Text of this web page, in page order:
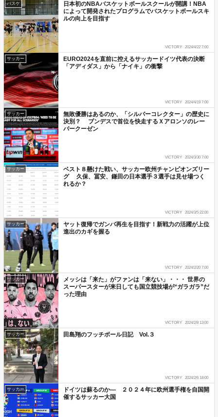
バスケ
日本初のNBAバスケットボールスクールが開講！NBA
によって開発されたプログラムでバスケットボールスキ
ルの向上を目指す
VICTORY 2024/4/22 7:00
サッカー
EURO2024を直前に控えるサッカードイツ代表の決断
「アディダス」から「ナイキ」の衝撃
VICTORY 2024/4/19 7:00
サッカー
無敗優勝はあるのか、「シルバーコレクター」の歴史に
決別？ ブンデスで首位を快走するＸアロンソのレー
バークーゼン
VICTORY 2024/3/30 7:00
サッカー
ベスト８懸けた戦い、サッカー欧州チャンピオンズリー
グ 久保、冨安、鎌田の日本選手３選手は見せ場つく
れるか？
VICTORY 2024/3/5 22:00
サッカー
ヤット復帰でガンバ再生を目指す！新戦力の活躍が上位
進出のカギを握る
VICTORY 2024/2/20 7:00
サッカー
メッシは「来た」がファンは「来ない」・・・ 世界の
スーパースターが来日しても国立競技場が“ガラガラ”だ
った理由
VICTORY 2024/2/8 13:00
サッカー 田島翔のフッチボール日記 Vol.３
VICTORY 2024/2/6 18:00
サッカー
ドイツは蘇るのか― ２０２４年に欧州選手権を自国開
催するサッカー大国